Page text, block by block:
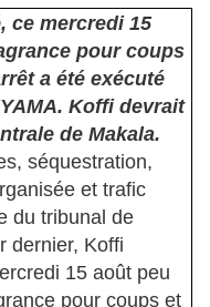
ce mercredi 15
pour coups
a été exécuté
Koffi devrait
de Makala.
séquestration,
et trafic
du tribunal de
dernier, Koffi
15 août peu
pour coups et